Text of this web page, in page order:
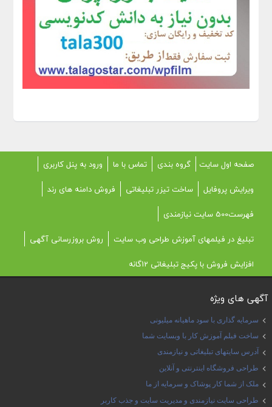
صفحه اول سایت گروه بندی تماس با ما
ورود به پنل کاربری
ویرایش پروفایل
ساخت تیزر تبلیغاتی
فروش دامنه های رند
فهرست500 سایت نیازمندی
تبلیغ در فیلمهای آموزش طراحی وب سایت
روش بروزرسانی آگهی
افزایش فروش با پکیج تبلیغاتی 12گانه
آگهی های ویژه
سرمایه گذاری با سود ماهیانه میلیونی
ساخت فیلم آموزش کار با وبسایت شما
آدرس سایتهای تبلیغاتی و نیازمندی
طراحی فروشگاه اینترنتی و آنلاین
ملک از شما کار پوشاک و سرمایه از ما
طراحی سایت نیازمندی و مدیریت سایت و جذب کاربر